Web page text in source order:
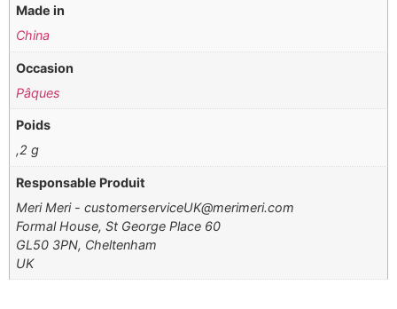
Made in
China
Occasion
Pâques
Poids
,2 g
Responsable Produit
Meri Meri - customerserviceUK@merimeri.com
Formal House, St George Place 60
GL50 3PN, Cheltenham
UK